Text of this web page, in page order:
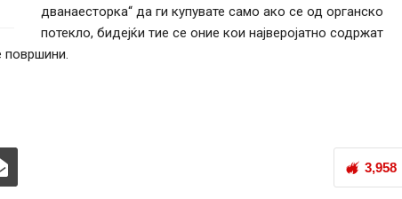
дванаесторка“ да ги купувате само ако се од органско
потекло, бидејќи тие се оние кои најверојатно содржат
површини.
3,958